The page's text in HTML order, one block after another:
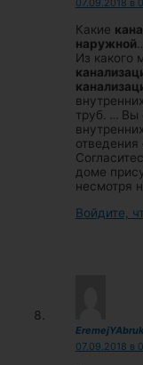
Какие
наружной
Из какого
труб. … Вы
доме
несмотря
Войдите,
07.09.2018 в